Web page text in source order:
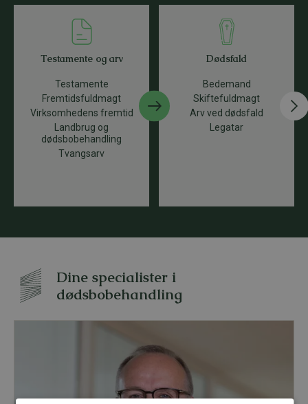
Testamente og arv
Testamente
Fremtidsfuldmagt
Virksomhedens fremtid
Landbrug og
dødsbobehandling
Tvangsarv
Dødsfald
Bedemand
Skiftefuldmagt
Arv ved dødsfald
Legatar
Dine specialister i
dødsbobehandling